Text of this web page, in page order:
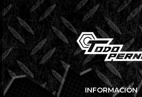
INFORMACIÓN